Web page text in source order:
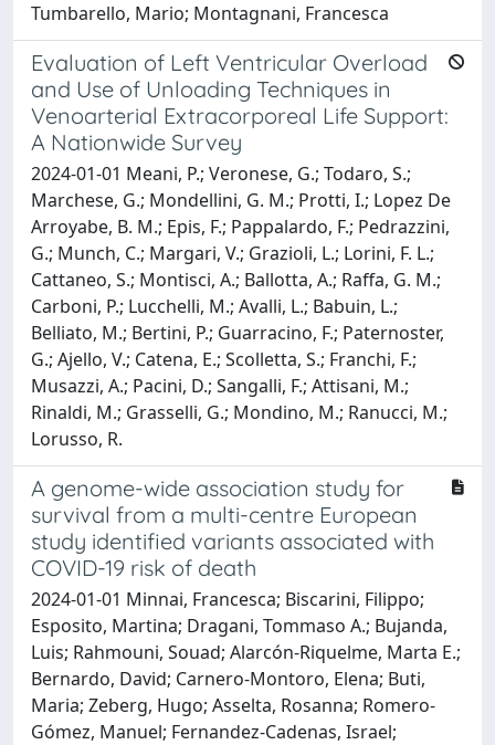
Tumbarello, Mario; Montagnani, Francesca
Evaluation of Left Ventricular Overload
and Use of Unloading Techniques in
Venoarterial Extracorporeal Life Support:
A Nationwide Survey
2024-01-01 Meani, P.; Veronese, G.; Todaro, S.;
Marchese, G.; Mondellini, G. M.; Protti, I.; Lopez De
Arroyabe, B. M.; Epis, F.; Pappalardo, F.; Pedrazzini,
G.; Munch, C.; Margari, V.; Grazioli, L.; Lorini, F. L.;
Cattaneo, S.; Montisci, A.; Ballotta, A.; Raffa, G. M.;
Carboni, P.; Lucchelli, M.; Avalli, L.; Babuin, L.;
Belliato, M.; Bertini, P.; Guarracino, F.; Paternoster,
G.; Ajello, V.; Catena, E.; Scolletta, S.; Franchi, F.;
Musazzi, A.; Pacini, D.; Sangalli, F.; Attisani, M.;
Rinaldi, M.; Grasselli, G.; Mondino, M.; Ranucci, M.;
Lorusso, R.
A genome-wide association study for
survival from a multi-centre European
study identified variants associated with
COVID-19 risk of death
2024-01-01 Minnai, Francesca; Biscarini, Filippo;
Esposito, Martina; Dragani, Tommaso A.; Bujanda,
Luis; Rahmouni, Souad; Alarcón-Riquelme, Marta E.;
Bernardo, David; Carnero-Montoro, Elena; Buti,
Maria; Zeberg, Hugo; Asselta, Rosanna; Romero-
Gómez, Manuel; Fernandez-Cadenas, Israel;